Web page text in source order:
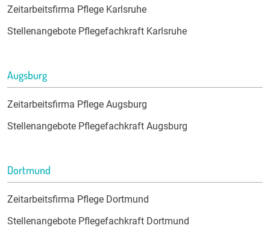
Zeitarbeitsfirma Pflege Karlsruhe
Stellenangebote Pflegefachkraft Karlsruhe
Augsburg
Zeitarbeitsfirma Pflege Augsburg
Stellenangebote Pflegefachkraft Augsburg
Dortmund
Zeitarbeitsfirma Pflege Dortmund
Stellenangebote Pflegefachkraft Dortmund